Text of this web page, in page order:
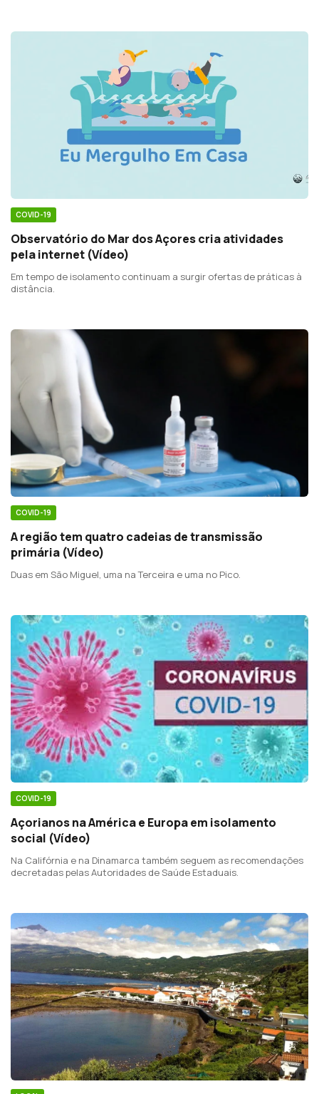
COVID-19
Observatório do Mar dos Açores cria atividades
pela internet (Vídeo)
Em tempo de isolamento continuam a surgir ofertas de práticas à
distância.
COVID-19
A região tem quatro cadeias de transmissão
primária (Vídeo)
Duas em São Miguel, uma na Terceira e uma no Pico.
COVID-19
Açorianos na América e Europa em isolamento
social (Vídeo)
Na Califórnia e na Dinamarca também seguem as recomendações
decretadas pelas Autoridades de Saúde Estaduais.